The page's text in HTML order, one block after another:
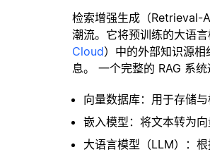
检索增强生成（Retrieval-
潮流。它将预训练的大语
Cloud）中的外部知识源
息。 一个完整的 RAG 系统
向量数据库：用于存储与
嵌入模型：将文本转为
大语言模型（LLM）：